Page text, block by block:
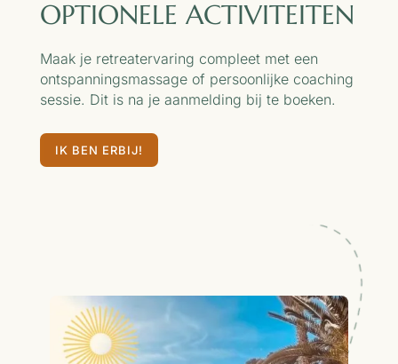
OPTIONELE ACTIVITEITEN
Maak je retreatervaring compleet met een
ontspanningsmassage of persoonlijke coaching
sessie. Dit is na je aanmelding bij te boeken.
IK BEN ERBIJ!